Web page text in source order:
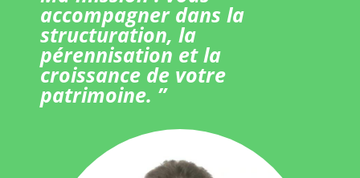
accompagner dans la
structuration, la
pérennisation et la
croissance de votre
patrimoine. ”